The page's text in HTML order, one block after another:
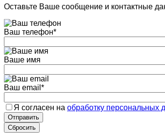
Оставьте Ваше сообщение и контактные
Ваш телефон*
Ваше имя
Ваш email *
Я согласен на обработку персональных